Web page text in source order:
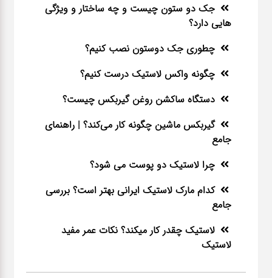
جک دو ستون چیست و چه ساختار و ویژگی
هایی دارد؟
چطوری جک دوستون نصب کنیم؟
چگونه واکس لاستیک درست کنیم؟
دستگاه ساکشن روغن گیربکس چیست؟
گیربکس ماشین چگونه کار می‌کند؟ | راهنمای
جامع
چرا لاستیک دو پوست می شود؟
کدام مارک لاستیک ایرانی بهتر است؟ بررسی
جامع
لاستیک چقدر کار میکند؟ نکات عمر مفید
لاستیک